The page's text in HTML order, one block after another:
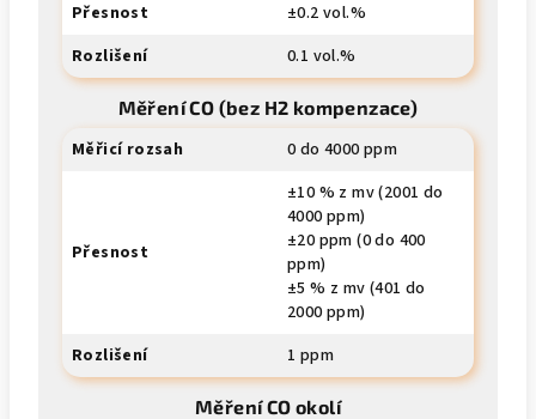
Přesnost
±0.2 vol.%
Rozlišení
0.1 vol.%
Měření CO (bez H2 kompenzace)
Měřicí rozsah 0 do 4000 ppm
Přesnost
±10 % z mv (2001 do
4000 ppm)
±20 ppm (0 do 400
ppm)
±5 % z mv (401 do
2000 ppm)
Rozlišení
1 ppm
Měření CO okolí